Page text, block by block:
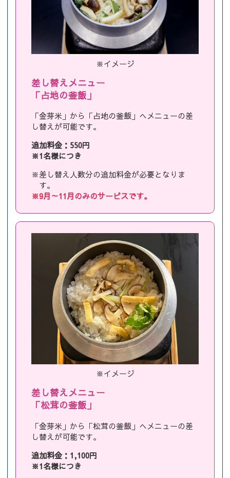
※イメージ
差し替えメニュー
「占地の釜飯」
「金芽米」から「占地の釜飯」へメニューの差
し替えが可能です。
追加料金：550円
※1名様につき
※差し替え人数分の追加料金が必要となりま
す。
※9月～11月のみのサービスです。
※イメージ
差し替えメニュー
「松茸の釜飯」
「金芽米」から「松茸の釜飯」へメニューの差
し替えが可能です。
追加料金：1,100円
※1名様につき